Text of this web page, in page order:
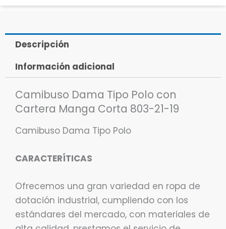
Descripción
Información adicional
Camibuso Dama Tipo Polo con
Cartera Manga Corta 803-21-19
Camibuso Dama Tipo Polo
CARACTERÍTICAS
Ofrecemos una gran variedad en ropa de
dotación industrial, cumpliendo con los
estándares del mercado, con materiales de